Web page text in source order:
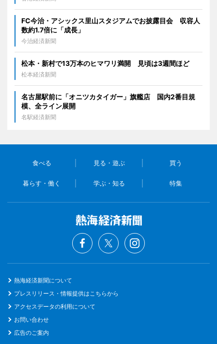
FC今治・アシックス里山スタジアムでお披露目会 収容人
数約1.7倍に「成長」
今治経済新聞
松本・新村で13万本のヒマワリ満開 見頃は3週間ほど
松本経済新聞
名古屋駅前に「オニツカタイガー」旗艦店 国内2番目規
模、全ライン展開
名駅経済新聞
食べる 見る・遊ぶ 買う
暮らす・働く 学ぶ・知る 特集
熱海経済新聞について
プレスリリース・情報提供はこちらから
アクセスデータの利用について
お問い合わせ
広告のご案内